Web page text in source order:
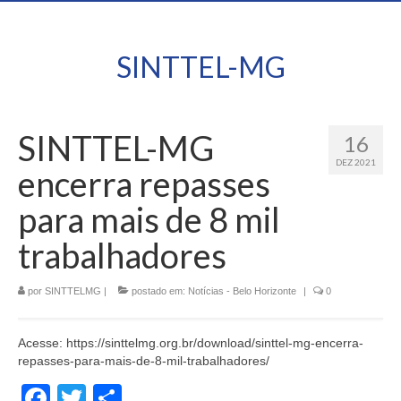
SINTTEL-MG
16
DEZ 2021
SINTTEL-MG
encerra repasses
para mais de 8 mil
trabalhadores
por SINTTELMG | postado em: Notícias - Belo Horizonte | 0
Acesse: https://sinttelmg.org.br/download/sinttel-mg-encerra-
repasses-para-mais-de-8-mil-trabalhadores/